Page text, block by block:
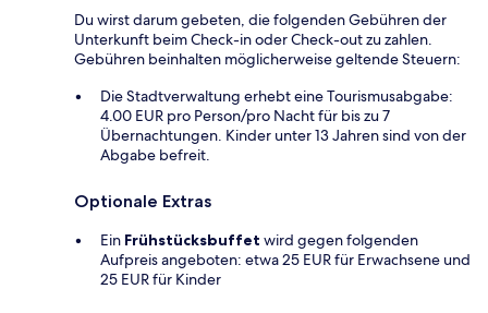
Du wirst darum gebeten, die folgenden Gebühren der
Unterkunft beim Check-in oder Check-out zu zahlen.
Gebühren beinhalten möglicherweise geltende Steuern:
Die Stadtverwaltung erhebt eine Tourismusabgabe:
4.00 EUR pro Person/pro Nacht für bis zu 7
Übernachtungen. Kinder unter 13 Jahren sind von der
Abgabe befreit.
Optionale Extras
Ein Frühstücksbuffet wird gegen folgenden
Aufpreis angeboten: etwa 25 EUR für Erwachsene und
25 EUR für Kinder